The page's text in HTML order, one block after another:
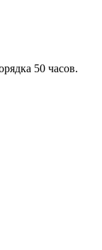
50 часов.